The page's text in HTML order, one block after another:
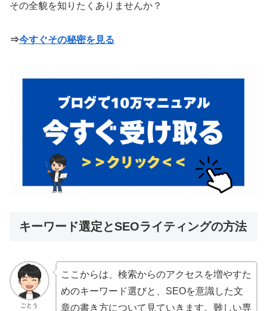
その全貌を知りたくありませんか？
⇒今すぐその秘密を見る
キーワード選定とSEOライティングの方法
ごとう
ここからは、検索からのアクセスを増やすた
めのキーワード選びと、SEOを意識した文
章の書き方について見ていきます。難しい専